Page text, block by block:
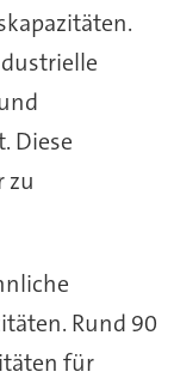
Diese
zu
Rund 90
für